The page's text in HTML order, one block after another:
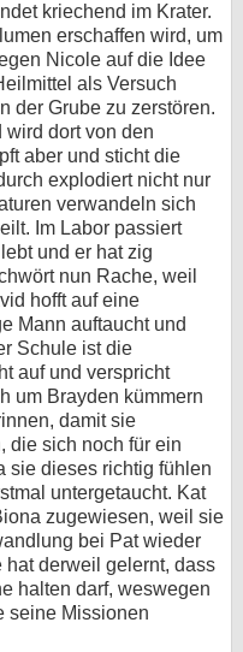
kriechend im Krater.
erschaffen wird, um
Nicole auf die Idee
als Versuch
der Grube zu zerstören.
wird dort von den
aber und sticht die
explodiert nicht nur
verwandeln sich
Im Labor passiert
und er hat zig
nun Rache, weil
hofft auf eine
Mann auftaucht und
Schule ist die
auf und verspricht
um Brayden kümmern
damit sie
die sich noch für ein
sie dieses richtig fühlen
untergetaucht. Kat
zugewiesen, weil sie
bei Pat wieder
derweil gelernt, dass
halten darf, weswegen
seine Missionen